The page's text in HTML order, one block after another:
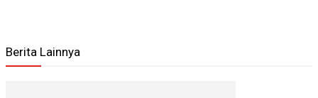
Berita Lainnya